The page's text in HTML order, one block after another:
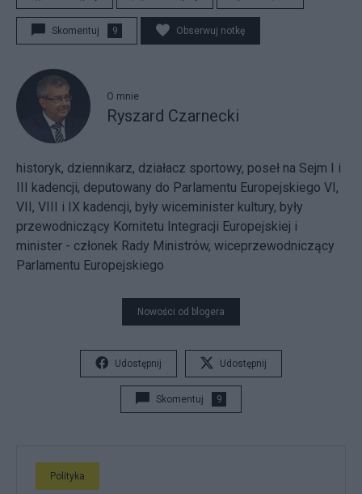
Skomentuj 9 Obserwuj notkę
O mnie
Ryszard Czarnecki
historyk, dziennikarz, działacz sportowy, poseł na Sejm I i
III kadencji, deputowany do Parlamentu Europejskiego VI,
VII, VIII i IX kadencji, były wiceminister kultury, były
przewodniczący Komitetu Integracji Europejskiej i
minister - członek Rady Ministrów, wiceprzewodniczący
Parlamentu Europejskiego
Nowości od blogera
Udostępnij Udostępnij
Skomentuj 9
Polityka